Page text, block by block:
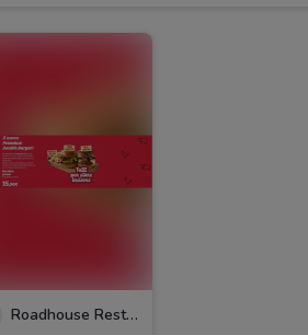
Roadhouse Restaurant